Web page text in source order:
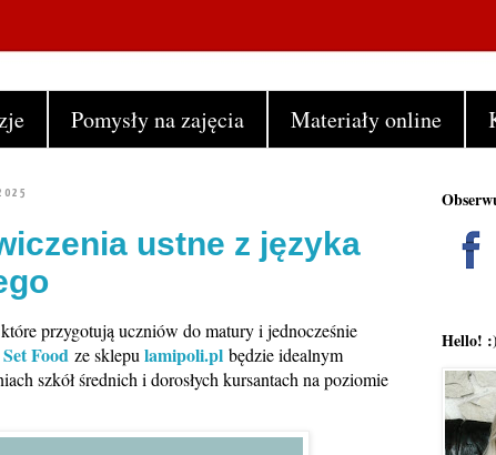
Pomysły na zajęcia Materiały online
ustne z języka
przygotują uczniów do matury i jednocześnie
Food ze sklepu lamipoli.pl będzie idealnym
szkół średnich i dorosłych kursantach na poziomie
Hello! :)